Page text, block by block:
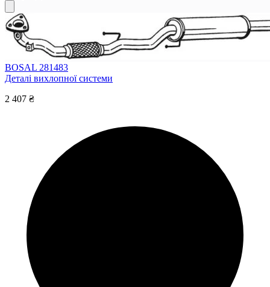
BOSAL 281483
Деталі вихлопної системи
2 407 ₴